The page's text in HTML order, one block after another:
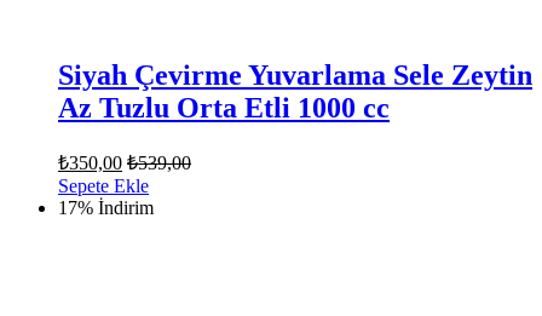
Siyah Çevirme Yuvarlama Sele Zeytin
Az Tuzlu Orta Etli 1000 cc
₺350,00 ₺539,00
Sepete Ekle
17% İndirim